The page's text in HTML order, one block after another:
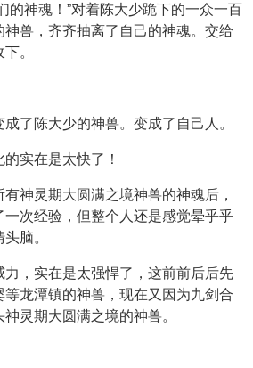
的神魂！”对着陈大少跪下的一众一百
兽，齐齐抽离了自己的神魂。交给
。
了陈大少的神兽。变成了自己人。
实在是太快了！
神灵期大圆满之境神兽的神魂后，
一次经验，但整个人还是感觉晕乎乎
脑。
力，实在是太强悍了，这前前后后先
龙潭镇的神兽，现在又因为九剑合
灵期大圆满之境的神兽。